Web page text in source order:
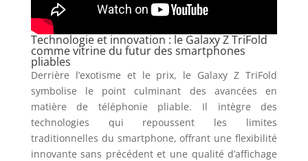
Technologie et innovation : le Galaxy Z TriFold
comme vitrine du futur des smartphones
pliables
Derrière l’exotisme et le prix, le Galaxy Z TriFold
symbolise le point culminant des avancées en
matière de téléphonie pliable. Il intègre des
technologies qui repoussent les limites
traditionnelles du smartphone, offrant une flexibilité
innovante sans précédent et une qualité d’affichage